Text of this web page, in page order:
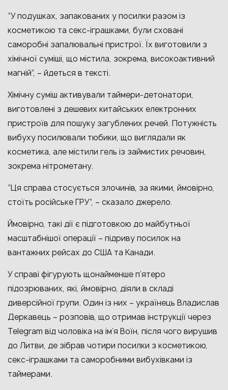
“У подушках, запакованих у посилки разом із
косметикою та секс-іграшками, були сховані
саморобні запалювальні пристрої. Їх виготовили з
хімічної суміші, що містила, зокрема, високоактивний
магній”, – йдеться в тексті.
Хімічну суміш активували таймери-детонатори,
виготовлені з дешевих китайських електронних
пристроїв для пошуку загублених речей. Потужність
вибуху посилювали тюбики, що виглядали як
косметика, але містили гель із займистих речовин,
зокрема нітрометану.
“Ця справа стосується злочинів, за якими, ймовірно,
стоїть російське ГРУ”, – сказало джерело.
Ймовірно, такі дії є підготовкою до майбутньої
масштабнішої операції – підриву посилок на
вантажних рейсах до США та Канади.
У справі фігурують щонайменше п’ятеро
підозрюваних, які, ймовірно, діяли в складі
диверсійної групи. Один із них – українець Владислав
Деркавець – розповів, що отримав інструкції через
Telegram від чоловіка на ім’я Воїн, після чого вирушив
до Литви, де зібрав чотири посилки з косметикою,
секс-іграшками та саморобними вибухівками із
таймерами.